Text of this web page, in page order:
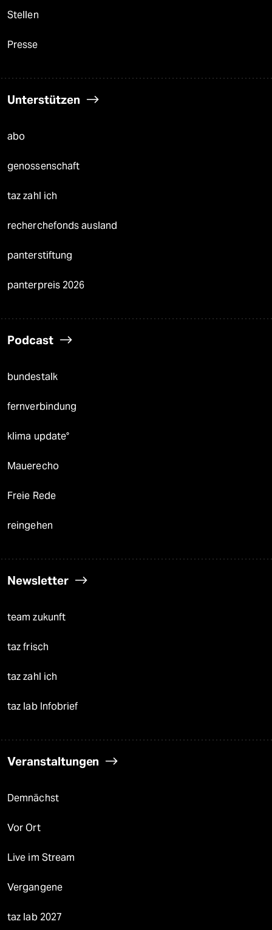
Stellen
Presse
Unterstützen
abo
genossenschaft
taz zahl ich
recherchefonds ausland
panterstiftung
panterpreis 2026
Podcast
bundestalk
fernverbindung
klima update°
Mauerecho
Freie Rede
reingehen
Newsletter
team zukunft
taz frisch
taz zahl ich
taz lab Infobrief
Veranstaltungen
Demnächst
Vor Ort
Live im Stream
Vergangene
taz lab 2027